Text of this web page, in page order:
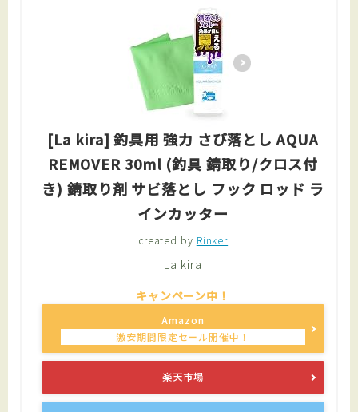
[La kira] 釣具用 強力 さび落とし AQUA
REMOVER 30ml (釣具 錆取り/クロス付
き) 錆取り剤 サビ落とし フック ロッド ラ
インカッター
created by Rinker
La kira
Amazon
楽天市場